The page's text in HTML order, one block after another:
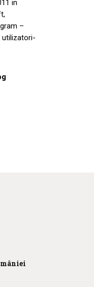
in
–
utilizatori-